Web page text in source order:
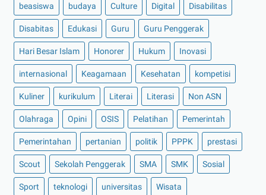
beasiswa budaya Culture Digital Disabilitas
Disabitas Edukasi Guru Guru Penggerak
Hari Besar Islam Honorer Hukum Inovasi
internasional Keagamaan Kesehatan kompetisi
Kuliner kurikulum Literai Literasi Non ASN
Olahraga Opini OSIS Pelatihan Pemerintah
Pemerintahan pertanian politik PPPK prestasi
Scout Sekolah Penggerak SMA SMK Sosial
Sport teknologi universitas Wisata